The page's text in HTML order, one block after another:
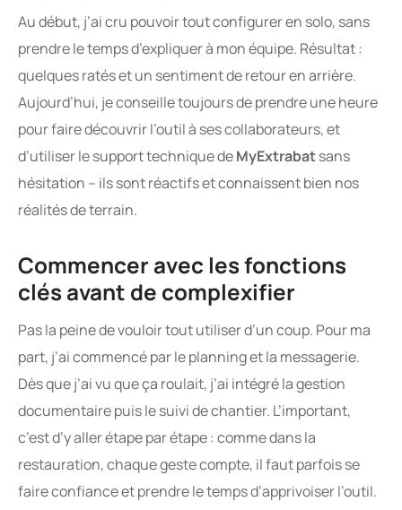
Au début, j’ai cru pouvoir tout configurer en solo, sans
prendre le temps d’expliquer à mon équipe. Résultat :
quelques ratés et un sentiment de retour en arrière.
Aujourd’hui, je conseille toujours de prendre une heure
pour faire découvrir l’outil à ses collaborateurs, et
d’utiliser le support technique deMyExtrabatsans
hésitation – ils sont réactifs et connaissent bien nos
réalités de terrain.
Commencer avec les fonctions
clés avant de complexifier
Pas la peine de vouloir tout utiliser d’un coup. Pour ma
part, j’ai commencé par le planning et la messagerie.
Dès que j’ai vu que ça roulait, j’ai intégré la gestion
documentaire puis le suivi de chantier. L’important,
c’est d’y aller étape par étape : comme dans la
restauration, chaque geste compte, il faut parfois se
faire confiance et prendre le temps d’apprivoiser l’outil.